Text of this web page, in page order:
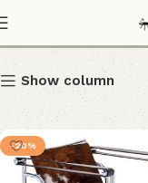
basculant
Show column
-20%